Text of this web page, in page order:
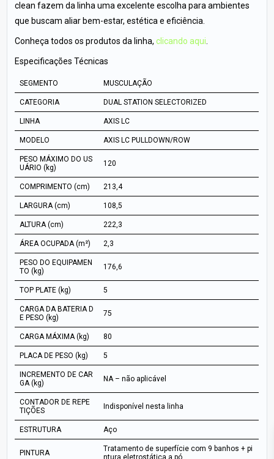
clean fazem da linha uma excelente escolha para ambientes
que buscam aliar bem-estar, estética e eficiência.
Conheça todos os produtos da linha,clicando aqui
Especificações Técnicas
SEGMENTO MUSCULAÇÃO
CATEGORIA DUAL STATION SELECTORIZED
LINHA AXIS LC
MODELO AXIS LC PULLDOWN/ROW
PESO MÁXIMO DO US
UÁRIO (kg)
120
COMPRIMENTO (cm) 213,4
LARGURA (cm) 108,5
ALTURA (cm) 222,3
ÁREA OCUPADA (m²) 2,3
PESO DO EQUIPAMEN
TO (kg)
176,6
TOP PLATE (kg) 5
CARGA DA BATERIA D
E PESO (kg)
75
CARGA MÁXIMA (kg) 80
PLACA DE PESO (kg) 5
INCREMENTO DE CAR
GA (kg)
NA – não aplicável
CONTADOR DE REPE
TIÇÕES
Indisponível nesta linha
ESTRUTURA Aço
PINTURA
Tratamento de superfície com 9 banhos + pi
ntura eletrostática a pó